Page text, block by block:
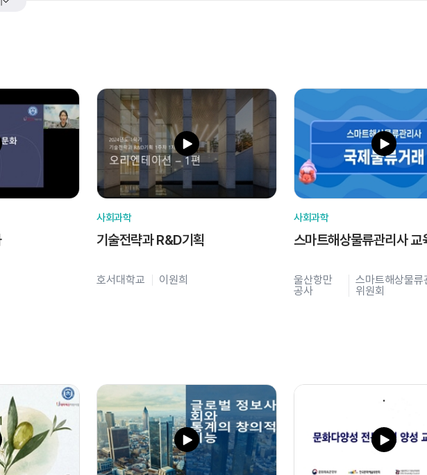
사회과학
기술전략과 R&D기획
호서대학교 이원희
사회과학
스마트해상물류관리사 교
울산항만
공사
스마트해상물류
위원회